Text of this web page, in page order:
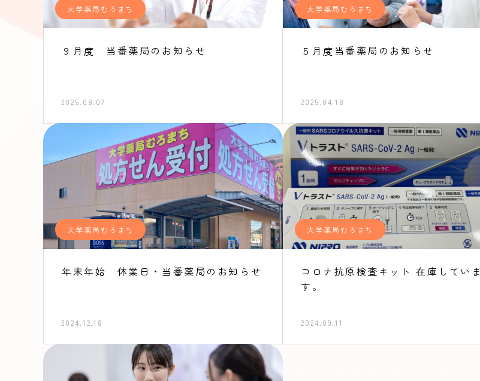
大学薬局むろまち
９月度 当番薬局のお知らせ
2025.08.07
大学薬局むろまち
５月度当番薬局のお知らせ
2025.04.18
大学薬局むろまち
年末年始 休業日・当番薬局のお知らせ
2024.12.18
大学薬局むろまち
コロナ抗原検査キット 在庫していま
す。
2024.09.11